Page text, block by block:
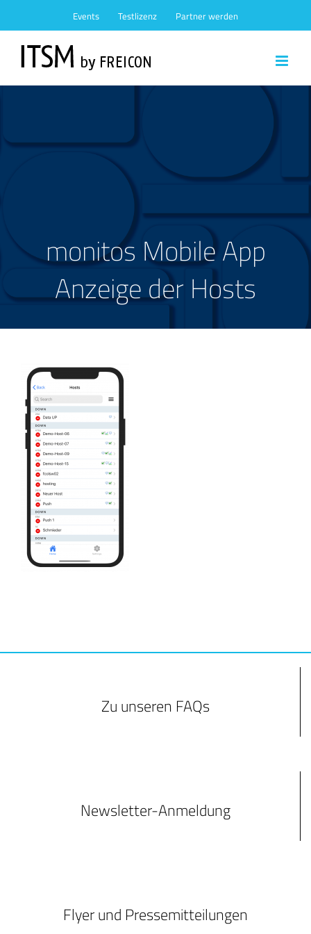
Inhalt
springen
Events Testlizenz Partner werden
monitos Mobile App
Anzeige der Hosts
Zu unseren FAQs
Newsletter-Anmeldung
Flyer und Pressemitteilungen